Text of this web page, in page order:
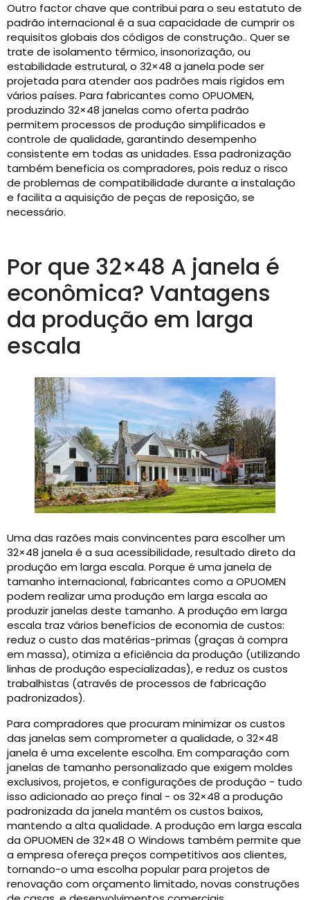
Outro factor chave que contribui para o seu estatuto de
padrão internacional é a sua capacidade de cumprir os
requisitos globais dos códigos de construção.. Quer se
trate de isolamento térmico, insonorização, ou
estabilidade estrutural, o 32×48 a janela pode ser
projetada para atender aos padrões mais rígidos em
vários países. Para fabricantes como OPUOMEN,
produzindo 32×48 janelas como oferta padrão
permitem processos de produção simplificados e
controle de qualidade, garantindo desempenho
consistente em todas as unidades. Essa padronização
também beneficia os compradores, pois reduz o risco
de problemas de compatibilidade durante a instalação
e facilita a aquisição de peças de reposição, se
necessário.
Por que 32×48 A janela é
econômica? Vantagens
da produção em larga
escala
Uma das razões mais convincentes para escolher um
32×48 janela é a sua acessibilidade, resultado direto da
produção em larga escala. Porque é uma janela de
tamanho internacional, fabricantes como a OPUOMEN
podem realizar uma produção em larga escala ao
produzir janelas deste tamanho. A produção em larga
escala traz vários benefícios de economia de custos:
reduz o custo das matérias-primas (graças à compra
em massa), otimiza a eficiência da produção (utilizando
linhas de produção especializadas), e reduz os custos
trabalhistas (através de processos de fabricação
padronizados).
Para compradores que procuram minimizar os custos
das janelas sem comprometer a qualidade, o 32×48
janela é uma excelente escolha. Em comparação com
janelas de tamanho personalizado que exigem moldes
exclusivos, projetos, e configurações de produção - tudo
isso adicionado ao preço final - os 32×48 a produção
padronizada da janela mantém os custos baixos,
mantendo a alta qualidade. A produção em larga escala
da OPUOMEN de 32×48 O Windows também permite que
a empresa ofereça preços competitivos aos clientes,
tornando-o uma escolha popular para projetos de
renovação com orçamento limitado, novas construções